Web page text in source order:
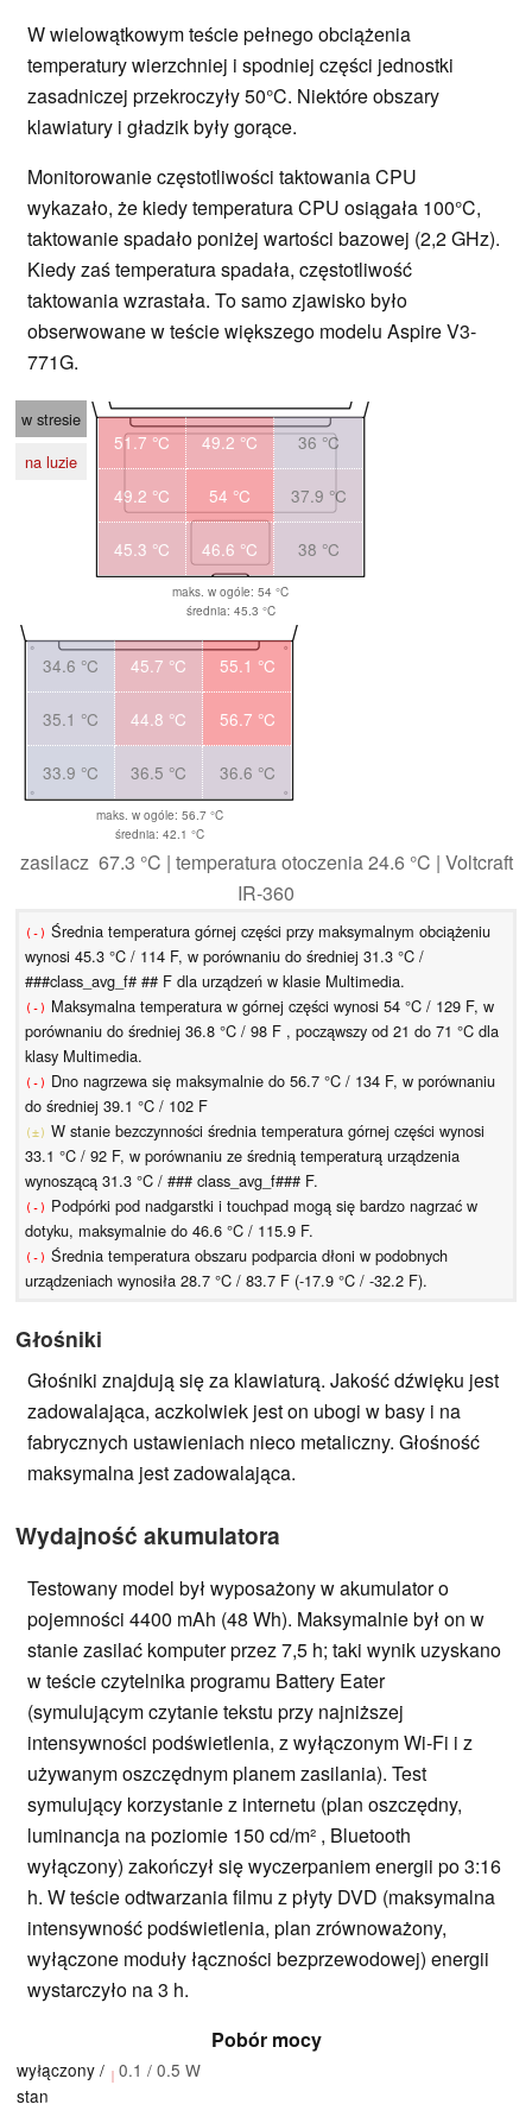
W wielowątkowym teście pełnego obciążenia
temperatury wierzchniej i spodniej części jednostki
zasadniczej przekroczyły 50°C. Niektóre obszary
klawiatury i gładzik były gorące.
Monitorowanie częstotliwości taktowania CPU
wykazało, że kiedy temperatura CPU osiągała 100°C,
taktowanie spadało poniżej wartości bazowej (2,2 GHz).
Kiedy zaś temperatura spadała, częstotliwość
taktowania wzrastała. To samo zjawisko było
obserwowane w teście większego modelu Aspire V3-
771G.
w stresie
na luzie
51.7 °C 49.2 °C 36 °C
49.2 °C 54 °C 37.9 °C
45.3 °C 46.6 °C 38 °C
maks. w ogóle: 54 °C
średnia: 45.3 °C
34.6 °C 45.7 °C 55.1 °C
35.1 °C 44.8 °C 56.7 °C
33.9 °C 36.5 °C 36.6 °C
maks. w ogóle: 56.7 °C
średnia: 42.1 °C
zasilacz 67.3 °C | temperatura otoczenia 24.6 °C | Voltcraft
IR-360
(-) Średnia temperatura górnej części przy maksymalnym obciążeniu
wynosi 45.3 °C / 114 F, w porównaniu do średniej 31.3 °C /
###class_avg_f# ## F dla urządzeń w klasie Multimedia.
(-) Maksymalna temperatura w górnej części wynosi 54 °C / 129 F, w
porównaniu do średniej 36.8 °C / 98 F , począwszy od 21 do 71 °C dla
klasy Multimedia.
(-) Dno nagrzewa się maksymalnie do 56.7 °C / 134 F, w porównaniu
do średniej 39.1 °C / 102 F
(±) W stanie bezczynności średnia temperatura górnej części wynosi
33.1 °C / 92 F, w porównaniu ze średnią temperaturą urządzenia
wynoszącą 31.3 °C / ### class_avg_f### F.
(-) Podpórki pod nadgarstki i touchpad mogą się bardzo nagrzać w
dotyku, maksymalnie do 46.6 °C / 115.9 F.
(-) Średnia temperatura obszaru podparcia dłoni w podobnych
urządzeniach wynosiła 28.7 °C / 83.7 F (-17.9 °C / -32.2 F).
Głośniki
Głośniki znajdują się za klawiaturą. Jakość dźwięku jest
zadowalająca, aczkolwiek jest on ubogi w basy i na
fabrycznych ustawieniach nieco metaliczny. Głośność
maksymalna jest zadowalająca.
Wydajność akumulatora
Testowany model był wyposażony w akumulator o
pojemności 4400 mAh (48 Wh). Maksymalnie był on w
stanie zasilać komputer przez 7,5 h; taki wynik uzyskano
w teście czytelnika programu Battery Eater
(symulującym czytanie tekstu przy najniższej
intensywności podświetlenia, z wyłączonym Wi-Fi i z
używanym oszczędnym planem zasilania). Test
symulujący korzystanie z internetu (plan oszczędny,
luminancja na poziomie 150 cd/m² , Bluetooth
wyłączony) zakończył się wyczerpaniem energii po 3:16
h. W teście odtwarzania filmu z płyty DVD (maksymalna
intensywność podświetlenia, plan zrównoważony,
wyłączone moduły łączności bezprzewodowej) energii
wystarczyło na 3 h.
Pobór mocy
wyłączony /
stan
0.1 / 0.5 W